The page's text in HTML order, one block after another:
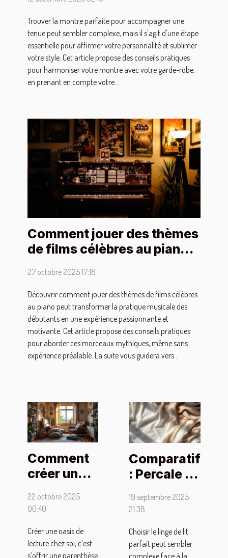
Trouver la montre parfaite pour accompagner une
tenue peut sembler complexe, mais il s'agit d'une étape
essentielle pour affirmer votre personnalité et sublimer
votre style. Cet article propose des conseils pratiques
pour harmoniser votre montre avec votre garde-robe,
en prenant en compte votre...
Comment jouer des thèmes
de films célèbres au piano
27 octobre 2025 17:18
Découvrir comment jouer des thèmes de films célèbres
au piano peut transformer la pratique musicale des
débutants en une expérience passionnante et
motivante. Cet article propose des conseils pratiques
pour aborder ces morceaux mythiques, même sans
expérience préalable. La suite vous guidera vers...
Comment
créer une
oasis de
lecture
pour se
détendre ?
22 octobre 2025
00:40
Créer une oasis de
lecture chez soi, c’est
s’offrir une parenthèse
Comparatif
: Percale de
coton vs
Satin de
votre literie
19 septembre 2025
21:38
Choisir le linge de lit
parfait peut sembler